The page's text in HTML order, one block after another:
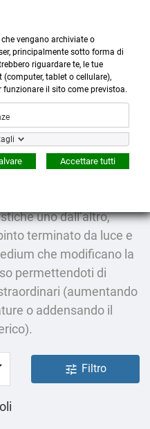
more_horiz
Menù
shopping_cart
uno dall’altro,
terminato da luce e
che modificano la
permettendoti di
(aumentando
o addensando il
tune Filtro
vengano archiviate o
principalmente sotto forma di
riguardare te, le tue
tablet o cellulare),
il sito come previstoa.
Accettare tutti